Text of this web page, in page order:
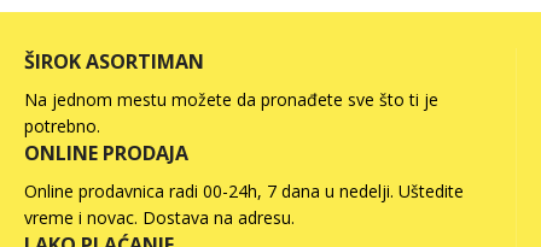
ŠIROK ASORTIMAN
Na jednom mestu možete da pronađete sve što ti je
potrebno.
ONLINE PRODAJA
Online prodavnica radi 00-24h, 7 dana u nedelji. Uštedite
vreme i novac. Dostava na adresu.